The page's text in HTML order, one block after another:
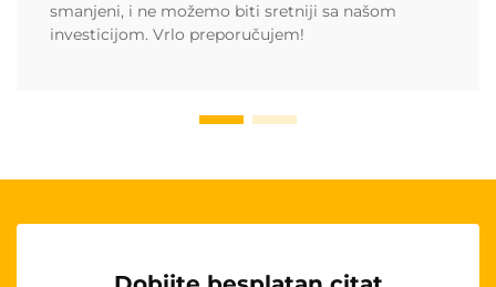
smanjeni, i ne možemo biti sretniji sa našom
investicijom. Vrlo preporučujem!